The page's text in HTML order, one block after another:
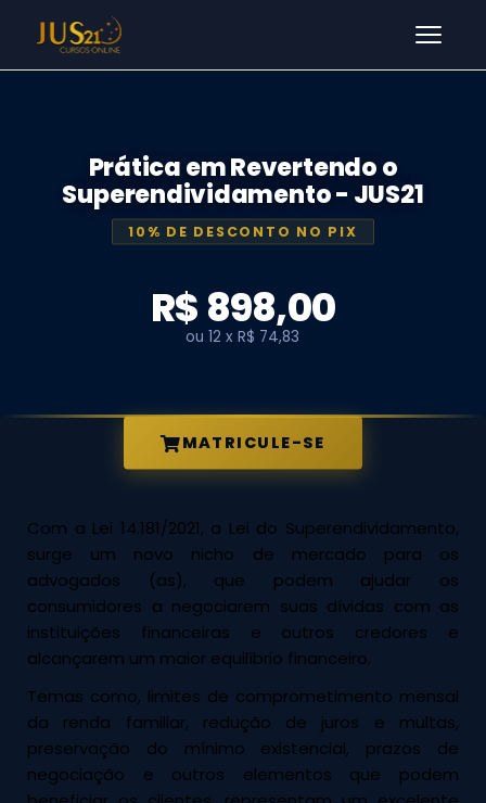
Prática em Revertendo o
Superendividamento - JUS21
10% DE DESCONTO NO PIX
R$ 898,00
ou 12 x R$ 74,83
MATRICULE-SE
Com a Lei 14.181/2021, a Lei do Superendividamento,
surge um novo nicho de mercado para os
advogados (as), que podem ajudar os
consumidores a negociarem suas dívidas com as
instituições financeiras e outros credores e
alcançarem um maior equilíbrio financeiro.
Temas como, limites de comprometimento mensal
da renda familiar, redução de juros e multas,
preservação do mínimo existencial, prazos de
negociação e outros elementos que podem